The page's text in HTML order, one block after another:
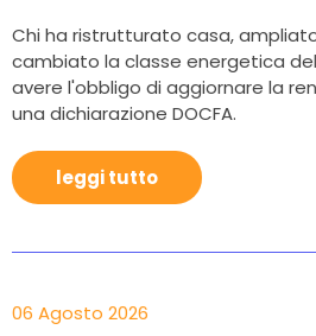
Chi ha ristrutturato casa,
cambiato la classe energetica
avere l'obbligo di aggiornare la
una dichiarazione DOCFA.
leggi tutto
06 Agosto 2026